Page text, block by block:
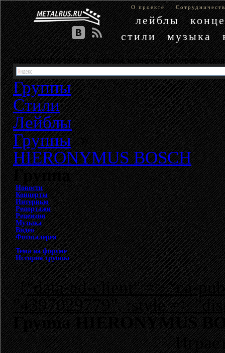
О проекте
лейблы
стили
музыка
HIERONYMUS BOSCH - альбомы, концерты, дискография.
Группы
Стили
Лейблы
Группы»
HIERONYMUS BOSCH
Группа
Новости
Концерты
Интервью
Репортажи
Рецензии
Музыка
Видео
Фотогалерея
Тема на форуме
История группы
{"data-ad-client" => "ca-
"4397029779", :style =>
Группа HIERONYMUS